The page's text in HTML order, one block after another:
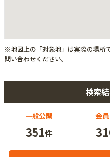
※地図上の「対象地」は実際の場所
問い合わせください。
検索
一般公開
351件
会